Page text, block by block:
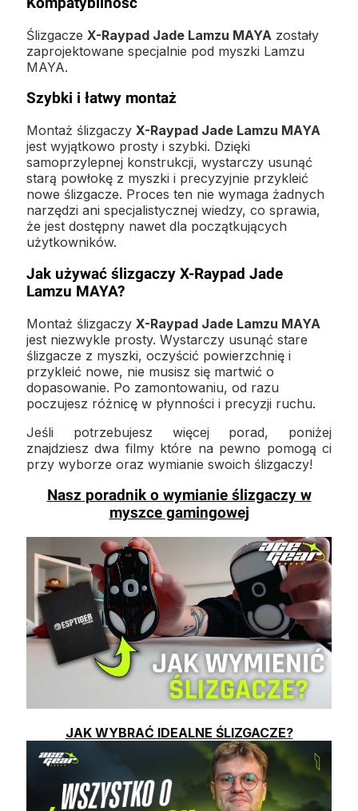
Ślizgacze X-Raypad Jade Lamzu MAYA zostały
zaprojektowane specjalnie pod myszki Lamzu
MAYA.
Szybki i łatwy montaż
Montaż ślizgaczy X-Raypad Jade Lamzu MAYA
jest wyjątkowo prosty i szybki. Dzięki
samoprzylepnej konstrukcji, wystarczy usunąć
starą powłokę z myszki i precyzyjnie przykleić
nowe ślizgacze. Proces ten nie wymaga żadnych
narzędzi ani specjalistycznej wiedzy, co sprawia,
że jest dostępny nawet dla początkujących
użytkowników.
Jak używać ślizgaczy X-Raypad Jade
Lamzu MAYA?
Montaż ślizgaczy X-Raypad Jade Lamzu MAYA
jest niezwykle prosty. Wystarczy usunąć stare
ślizgacze z myszki, oczyścić powierzchnię i
przykleić nowe, nie musisz się martwić o
dopasowanie. Po zamontowaniu, od razu
poczujesz różnicę w płynności i precyzji ruchu.
Jeśli potrzebujesz więcej porad, poniżej
znajdziesz dwa filmy które na pewno pomogą ci
przy wyborze oraz wymianie swoich ślizgaczy!
Nasz poradnik o wymianie ślizgaczy w
myszce gamingowej
JAK WYBRAĆ IDEALNE ŚLIZGACZE?